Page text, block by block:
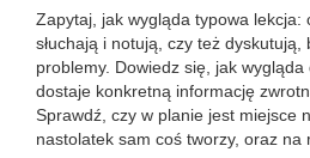
Zapytaj, jak wygląda typowa lekcja:
słuchają i notują, czy też dyskutują,
problemy. Dowiedz się, jak
dostaje konkretną informację
Sprawdź, czy w planie jest miejsce
nastolatek sam coś tworzy, oraz na